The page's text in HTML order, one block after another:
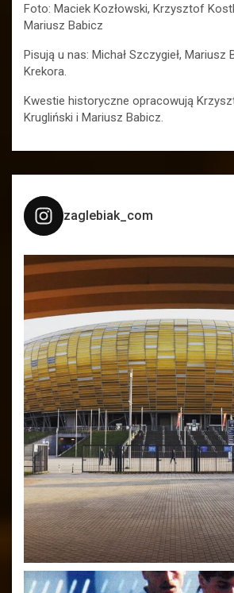
Foto: Maciek Kozłowski, Krzysztof
Mariusz Babicz
Pisują u nas: Michał Szczygieł, Mariusz
Krekora.
Kwestie historyczne opracowują
Krugliński i Mariusz Babicz.
zaglebiak_com